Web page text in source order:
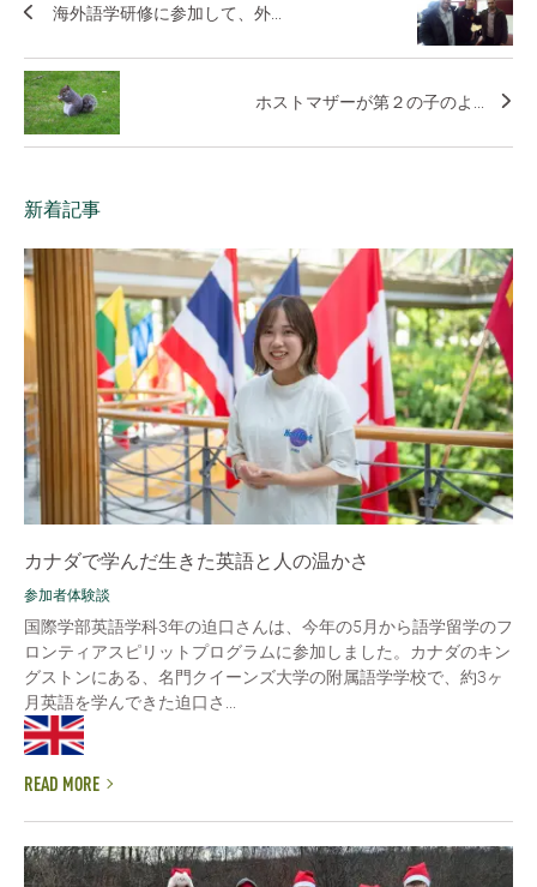
海外語学研修に参加して、外...
ホストマザーが第２の子のよ...
新着記事
カナダで学んだ生きた英語と人の温かさ
参加者体験談
国際学部英語学科3年の迫口さんは、今年の5月から語学留学のフ
ロンティアスピリットプログラムに参加しました。カナダのキン
グストンにある、名門クイーンズ大学の附属語学学校で、約3ヶ
月英語を学んできた迫口さ...
READ MORE